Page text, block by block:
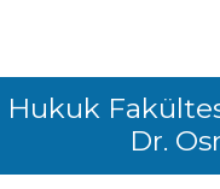
Hukuk
Dr.